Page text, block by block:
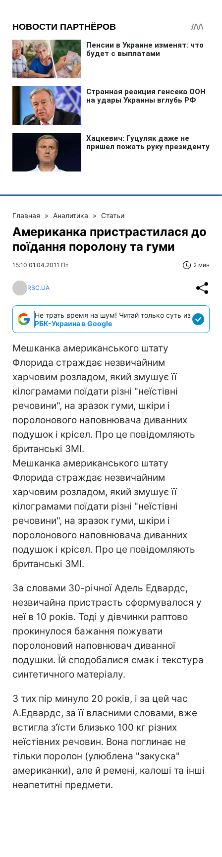
Главная » Аналитика » Статьи
Американка пристрастилася до
поїдання поролону та гуми
15:10 01.04.2011 Пт 2 мин
RBC.UA
Не трать время на шум! Читай только суть из
РБК-Украина в Google
Мешканка американського штату
Флорида страждає незвичайним
харчовим розладом, який змушує її
кілограмами поїдати різні "неїстівні
речовини", на зразок гуми, шкіри і
поролонового наповнювача диванних
подушок і крісел. Про це повідомляють
британські ЗМІ.
Мешканка американського штату
Флорида страждає незвичайним
харчовим розладом, який змушує її
кілограмами поїдати різні "неїстівні
речовини", на зразок гуми, шкіри і
поролонового наповнювача диванних
подушок і крісел. Про це повідомляють
британські ЗМІ.
За словами 30-річної Адель Едвардс,
незвичайна пристрасть сформувалося у
неї в 10 років. Тоді у дівчинки раптово
прокинулося бажання пожувати
поролоновий наповнювач диванної
подушки. Їй сподобалися смак і текстура
синтетичного матеріалу.
З тих пір минуло 20 років, і за цей час
А.Едвардс, за її власними словами, вже
встигла з'їсти близько 100 кг різних
неїстівних речовин. Вона поглинає не
тільки поролон (улюблена "закуска"
американки), але й ремені, калоші та інші
неапетитні предмети.